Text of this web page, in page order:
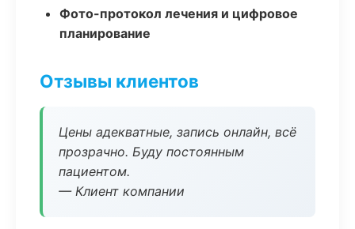
Фото-протокол лечения и цифровое
планирование
Отзывы клиентов
Цены адекватные, запись онлайн, всё
прозрачно. Буду постоянным
пациентом.
— Клиент компании